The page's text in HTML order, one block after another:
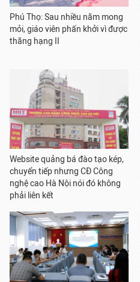
Phú Thọ: Sau nhiều năm mong
mỏi, giáo viên phấn khởi vì được
thăng hạng II
Website quảng bá đào tạo kép,
chuyển tiếp nhưng CĐ Công
nghệ cao Hà Nội nói đó không
phải liên kết